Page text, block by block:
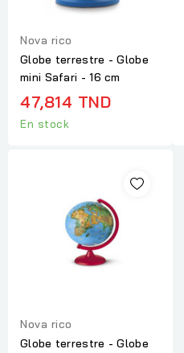
Nova rico
Globe terrestre - Globe
mini Safari - 16 cm
47,814 TND
En stock
Nova rico
Globe terrestre - Globe